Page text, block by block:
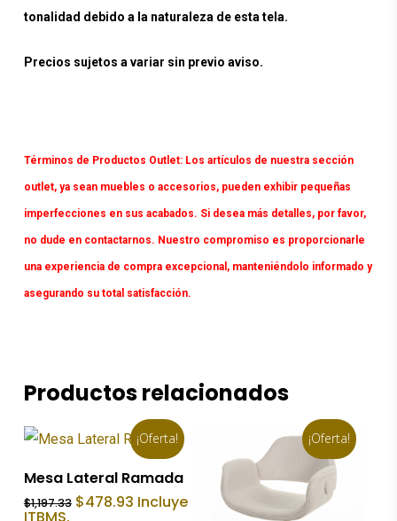
tonalidad debido a la naturaleza de esta tela.
Precios sujetos a variar sin previo aviso.
Términos de Productos Outlet:Los artículos de nuestra sección
outlet, ya sean muebles o accesorios, pueden exhibir pequeñas
imperfecciones en sus acabados. Si desea más detalles, por favor,
no dude en contactarnos. Nuestro compromiso es proporcionarle
una experiencia de compra excepcional, manteniéndolo informado y
asegurando su total satisfacción.
Productos relacionados
¡Oferta!
Añadir Al Carrito
Mesa Lateral Ramada
$1,197.33 El
$478.93El
precio
Incluye
¡Oferta!